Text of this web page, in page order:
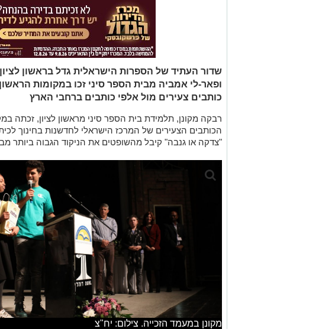
שדור העתיד של הספרות הישראלית גדל בראשון
ופאר-לי אמביה מבית הספר סיני זכו במקומות
כותבים צעירים מול אלפי כותבים ברחבי הארץ
רבקה מקונן, תלמידת בית הספר סיני מראשון לציון, זכתה
הכותבים הצעירים של המרכז הישראלי לחדשנות בחינוך
"צדקה או גנבה" קיבל מהשופטים את הניקוד הגבוה ביותר
מקונן במעמד הזכייה. צילום: יח"צ